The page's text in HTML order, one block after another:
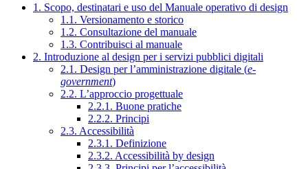
1. Scopo, destinatari e uso del Manuale operativo di design
1.1. Versionamento e storico
1.2. Consultazione del manuale
1.3. Contribuisci al manuale
2. Introduzione al design per i servizi pubblici digitali
2.1. Design per l’amministrazione digitale (e-
government)
2.2. L’approccio progettuale
2.2.1. Buone pratiche
2.2.2. Principi
2.3. Accessibilità
2.3.1. Definizione
2.3.2. Accessibilità by design